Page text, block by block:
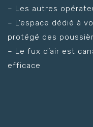
– Les autres
– L’espace dédié à
protégé des
– Le fux d’air est
efficace